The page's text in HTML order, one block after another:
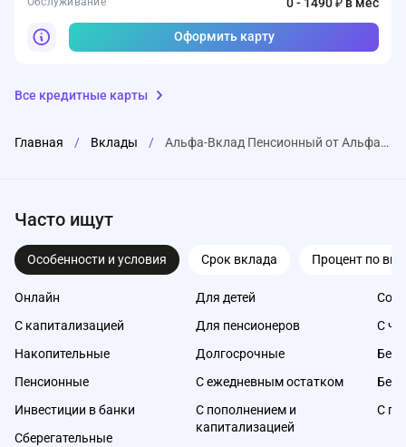
0 - 1490 ₽ в мес
Оформить карту
Все кредитные карты
Главная / Вклады / Альфа-Вклад Пенсионный от Альфа-Банка
Часто ищут
Особенности и условия Срок вклада Процент по
Онлайн
С капитализацией
Накопительные
Пенсионные
Инвестиции в банки
Сберегательные
Для детей
Для пенсионеров
Долгосрочные
С ежедневным остатком
С пополнением и
капитализацией
Со
С
Без
Без
С